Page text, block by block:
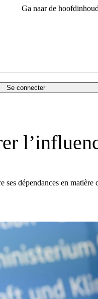
Ga naar de hoofdinhoud
Se connecter
dépendances en